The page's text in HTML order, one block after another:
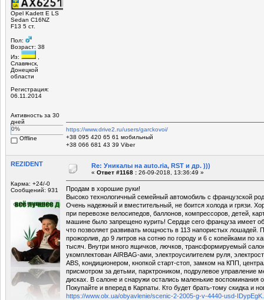
Opel Kadett E LS
Sedan C16NZ
F13 5 ст.
Пол:
Возраст: 38
Из:
,
Славянск,
Донецкой
области
Регистрация:
06.11.2014
Активность за 30
дней
0%
Offline
https://www.drive2.ru/users/garckovoi/
+38 095 420 65 61 мобильный
+38 066 681 43 39 Viber
REZIDENT
Карма: +24/-0
Сообщений: 931
Re: Уникалы на auto.ria, RST и др. )))
« Ответ #1168 : 26-09-2018, 13:36:49 »
Продам в хорошие руки!
Высоко технологичный семейный автомобиль с французской
Очень надежный и вместительный, не боится холода и грязи.
при перевозке велосипедов, баллонов, компрессоров, детей,
машине было запрещено курить! Сердце сего француза имеет
что позволяет развивать мощность в 113 напористых лошадей.
прожорлив, до 9 литров на сотню по городу и 6 с копейками по
тысяч. Внутри много ящичков, лючков, трансформируемый
укомплектован AIRBAG-ами, электроусилителем руля,
ABS, кондиционером, кнопкой старт-стоп, замком на КПП,
присмотром за детьми, парктроником, подрулевое управление
дисках. В салоне и снаружи остались маленькие воспоминания
Покупайте и вперед в Карпаты. Кто будет брать-тому скидка и
https://www.olx.ua/obyavlenie/scenic-2-2005-g-v-4440-usd-